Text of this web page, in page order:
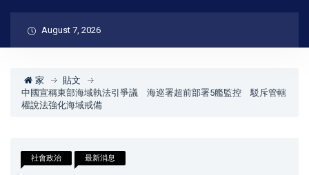
August 7, 2026
家
貼文
中國宣稱東部海域執法引爭議 海巡署超前部署5艦監控 駁斥管轄
權說法強化海域戒備
社會政治 最新消息